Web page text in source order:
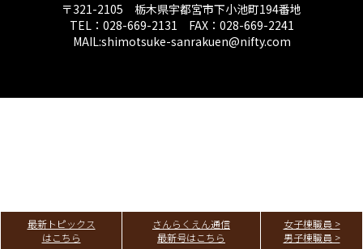
最新トピックス
はこちら
さんらくえん通信
最新号はこちら
女子棟職員 >
男子棟職員 >
〒321-2105 栃木県宇都宮市下小池町194番地
TEL：028-669-2131 FAX：028-669-2241
MAIL:shimotsuke-sanrakuen@nifty.com